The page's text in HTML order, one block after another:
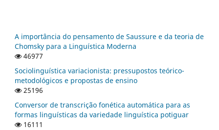
A importância do pensamento de Saussure e da teoria de
Chomsky para a Linguística Moderna
46977
Sociolinguística variacionista: pressupostos teórico-
metodológicos e propostas de ensino
25196
Conversor de transcrição fonética automática para as
formas linguísticas da variedade linguística potiguar
16111